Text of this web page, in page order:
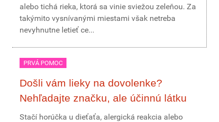
alebo tichá rieka, ktorá sa vinie sviežou zeleňou. Za
takýmito vysnívanými miestami však netreba
nevyhnutne letieť ce...
PRVÁ POMOC
Došli vám lieky na dovolenke?
Nehľadajte značku, ale účinnú látku
Stačí horúčka u dieťaťa, alergická reakcia alebo